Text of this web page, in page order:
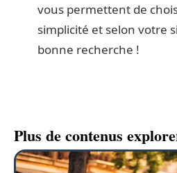
vous permettent de
simplicité et selon votre
bonne recherche !
Plus de contenus